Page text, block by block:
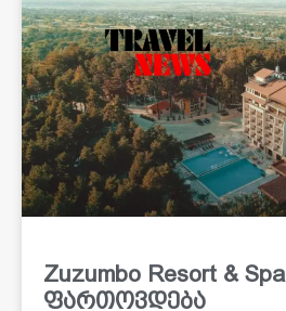
Zuzumbo Resort & Spa
ფართოვდება